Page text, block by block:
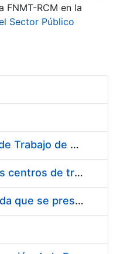
RCM en la
Sector Público
Suministro de Protectores Auditivos a medida para las personas trabajadoras de los Centros de Trabajo de Madrid y Burgos
Suministro de gafas graduadas antiproyecciones para los trabajadores de la FNMT-RCM en los centros de trabajo de Madrid y Burgos
Servicios de una empresa externa para el asesoramiento y resolución de los recursos de alzada que se presentan relacionados con procesos de selección para la FNMT-RCM